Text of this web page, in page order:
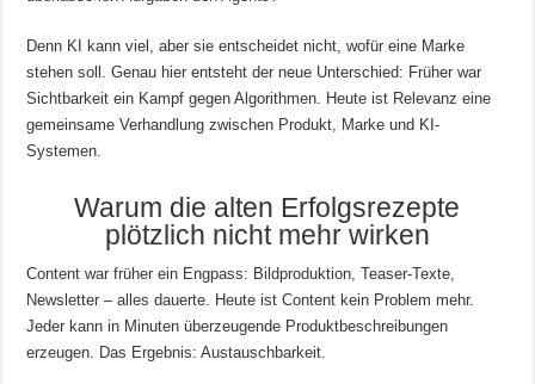
Denn KI kann viel, aber sie entscheidet nicht, wofür eine Marke
stehen soll. Genau hier entsteht der neue Unterschied: Früher war
Sichtbarkeit ein Kampf gegen Algorithmen. Heute ist Relevanz eine
gemeinsame Verhandlung zwischen Produkt, Marke und KI-
Systemen.
Warum die alten Erfolgsrezepte
plötzlich nicht mehr wirken
Content war früher ein Engpass: Bildproduktion, Teaser-Texte,
Newsletter – alles dauerte. Heute ist Content kein Problem mehr.
Jeder kann in Minuten überzeugende Produktbeschreibungen
erzeugen. Das Ergebnis: Austauschbarkeit.